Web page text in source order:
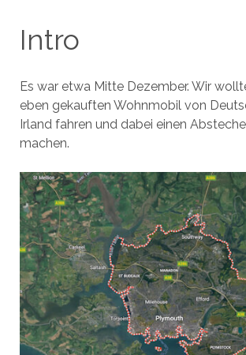
Intro
Es war etwa Mitte Dezember. Wir
eben gekauften Wohnmobil von
Irland fahren und dabei einen
machen.